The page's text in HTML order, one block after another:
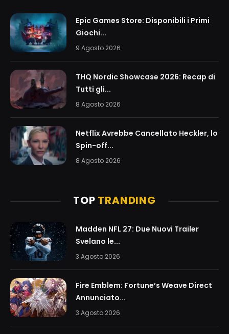
Epic Games Store: Disponibili i Primi
Giochi...
9 Agosto 2026
THQ Nordic Showcase 2026: Recap di
Tutti gli...
8 Agosto 2026
Netflix Avrebbe Cancellato Heckler, lo
Spin-off...
8 Agosto 2026
TOP TRANDING
Madden NFL 27: Due Nuovi Trailer
Svelano le...
3 Agosto 2026
Fire Emblem: Fortune’s Weave Direct
Annunciato...
3 Agosto 2026